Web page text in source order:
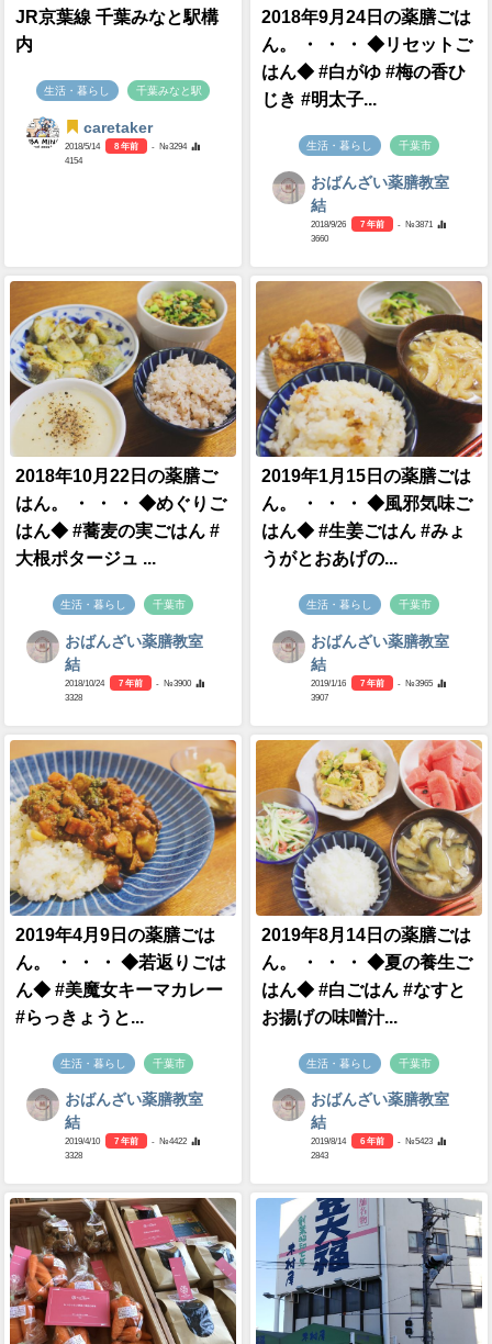
JR京葉線 千葉みなと駅構
内
生活・暮らし 千葉みなと駅
caretaker
2018/5/14 8 年前
- №3294
4154
2018年9月24日の薬膳ごは
ん。 ・ ・ ・ ◆リセットご
はん◆ #白がゆ #梅の香ひ
じき #明太子...
生活・暮らし 千葉市
おばんざい薬膳教室
結
2018/9/26 7 年前
- №3871
3660
2018年10月22日の薬膳ご
はん。 ・ ・ ・ ◆めぐりご
はん◆ #蕎麦の実ごはん #
大根ポタージュ ...
生活・暮らし 千葉市
おばんざい薬膳教室
結
2018/10/24 7 年前
- №3900
3328
2019年1月15日の薬膳ごは
ん。 ・ ・ ・ ◆風邪気味ご
はん◆ #生姜ごはん #みょ
うがとおあげの...
生活・暮らし 千葉市
おばんざい薬膳教室
結
2019/1/16 7 年前
- №3965
3907
2019年4月9日の薬膳ごは
ん。 ・ ・ ・ ◆若返りごは
ん◆ #美魔女キーマカレー
#らっきょうと...
生活・暮らし 千葉市
おばんざい薬膳教室
結
2019/4/10 7 年前
- №4422
3328
2019年8月14日の薬膳ごは
ん。 ・ ・ ・ ◆夏の養生ご
はん◆ #白ごはん #なすと
お揚げの味噌汁...
生活・暮らし 千葉市
おばんざい薬膳教室
結
2019/8/14 6 年前
- №5423
2843